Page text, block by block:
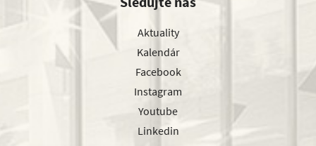
Aktuality
Kalendár
Facebook
Instagram
Youtube
Linkedin